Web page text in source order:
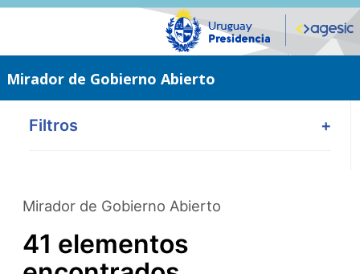
Saltar
Mirador de Gobierno Abierto
Filtros +
Mirador de Gobierno Abierto
41 elementos